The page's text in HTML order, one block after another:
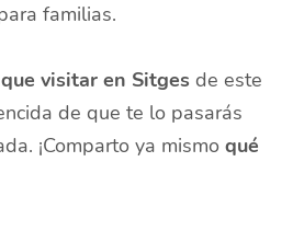
familias.
visitar en Sitges de este
de que te lo pasarás
¡Comparto ya mismoqué